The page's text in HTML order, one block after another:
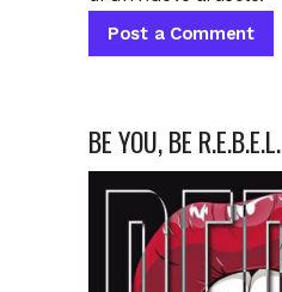
BE YOU, BE R.E.B.E.L.